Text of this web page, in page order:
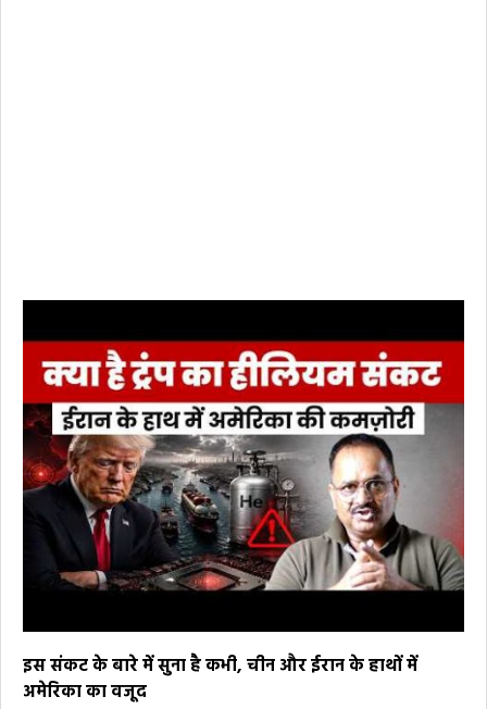
इस संकट के बारे में सुना है कभी, चीन और ईरान के हाथों में
अमेरिका का वजूद